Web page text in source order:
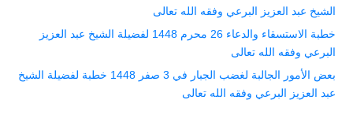
الشيخ عبد العزيز البرعي وفقه الله تعالى
خطبة الاستسقاء والدعاء 26 محرم 1448 لفضيلة الشيخ عبد العزيز
البرعي وفقه الله تعالى
بعض الأمور الجالبة لغضب الجبار في 3 صفر 1448 خطبة لفضيلة الشيخ
عبد العزيز البرعي وفقه الله تعالى